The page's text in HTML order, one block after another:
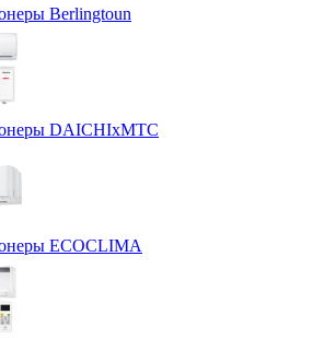
Berlingtoun
DAICHIxMTC
ECOCLIMA